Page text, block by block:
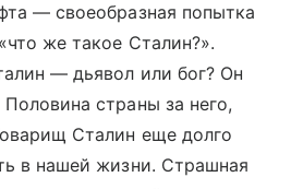
— своеобразная попытка
же такое Сталин?».
— дьявол или бог? Он
страны за него,
Сталин еще долго
в нашей жизни. Страшная